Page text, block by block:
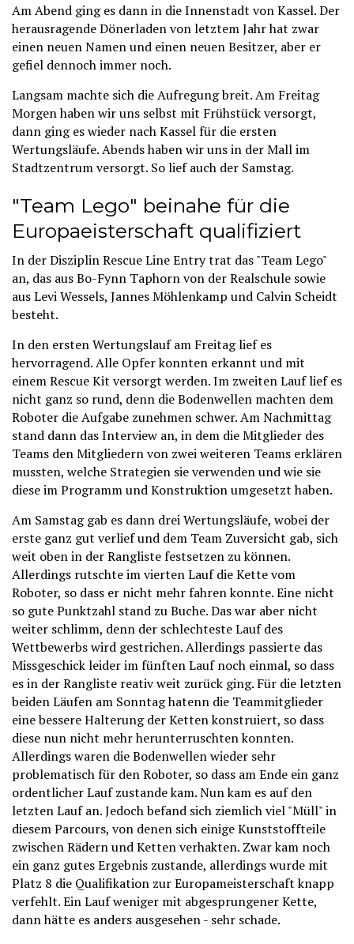
Am Abend ging es dann in die Innenstadt von Kassel. Der
herausragende Dönerladen von letztem Jahr hat zwar
einen neuen Namen und einen neuen Besitzer, aber er
gefiel dennoch immer noch.
Langsam machte sich die Aufregung breit. Am Freitag
Morgen haben wir uns selbst mit Frühstück versorgt,
dann ging es wieder nach Kassel für die ersten
Wertungsläufe. Abends haben wir uns in der Mall im
Stadtzentrum versorgt. So lief auch der Samstag.
"Team Lego" beinahe für die
Europaeisterschaft qualifiziert
In der Disziplin Rescue Line Entry trat das "Team Lego"
an, das aus Bo-Fynn Taphorn von der Realschule sowie
aus Levi Wessels, Jannes Möhlenkamp und Calvin Scheidt
besteht.
In den ersten Wertungslauf am Freitag lief es
hervorragend. Alle Opfer konnten erkannt und mit
einem Rescue Kit versorgt werden. Im zweiten Lauf lief es
nicht ganz so rund, denn die Bodenwellen machten dem
Roboter die Aufgabe zunehmen schwer. Am Nachmittag
stand dann das Interview an, in dem die Mitglieder des
Teams den Mitgliedern von zwei weiteren Teams erklären
mussten, welche Strategien sie verwenden und wie sie
diese im Programm und Konstruktion umgesetzt haben.
Am Samstag gab es dann drei Wertungsläufe, wobei der
erste ganz gut verlief und dem Team Zuversicht gab, sich
weit oben in der Rangliste festsetzen zu können.
Allerdings rutschte im vierten Lauf die Kette vom
Roboter, so dass er nicht mehr fahren konnte. Eine nicht
so gute Punktzahl stand zu Buche. Das war aber nicht
weiter schlimm, denn der schlechteste Lauf des
Wettbewerbs wird gestrichen. Allerdings passierte das
Missgeschick leider im fünften Lauf noch einmal, so dass
es in der Rangliste reativ weit zurück ging. Für die letzten
beiden Läufen am Sonntag hatenn die Teammitglieder
eine bessere Halterung der Ketten konstruiert, so dass
diese nun nicht mehr herunterruschten konnten.
Allerdings waren die Bodenwellen wieder sehr
problematisch für den Roboter, so dass am Ende ein ganz
ordentlicher Lauf zustande kam. Nun kam es auf den
letzten Lauf an. Jedoch befand sich ziemlich viel "Müll" in
diesem Parcours, von denen sich einige Kunststoffteile
zwischen Rädern und Ketten verhakten. Zwar kam noch
ein ganz gutes Ergebnis zustande, allerdings wurde mit
Platz 8 die Qualifikation zur Europameisterschaft knapp
verfehlt. Ein Lauf weniger mit abgesprungener Kette,
dann hätte es anders ausgesehen - sehr schade.